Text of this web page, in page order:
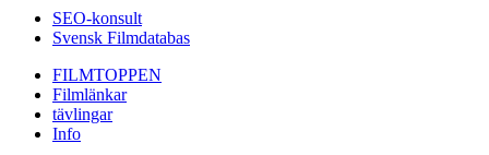
SEO-konsult
Svensk Filmdatabas
FILMTOPPEN
Filmlänkar
tävlingar
Info